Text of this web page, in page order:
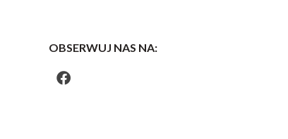
OBSERWUJ NAS NA: